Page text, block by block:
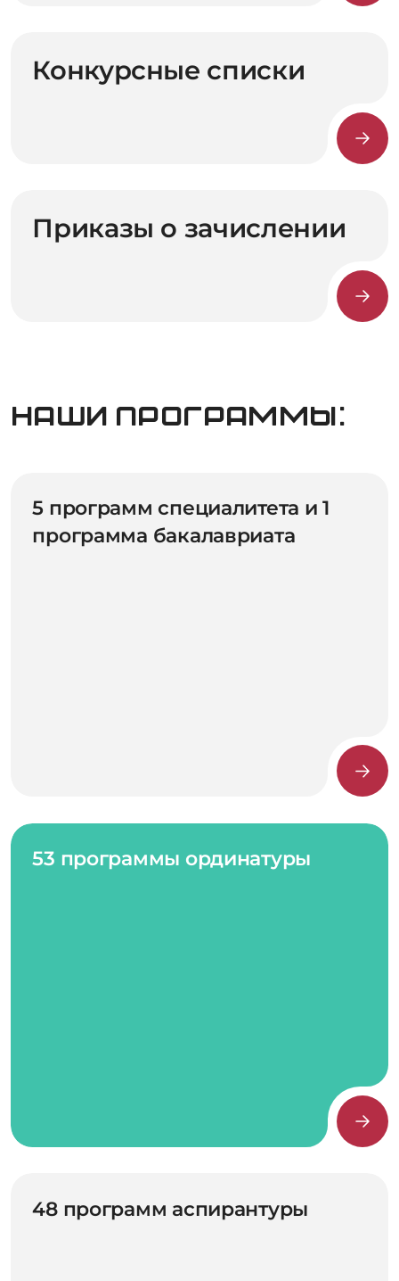
Конкурсные списки
Приказы о зачислении
Наши программы:
5 программ cпециалитета и 1
программа бакалавриата
53 программы ординатуры
48 программ аспирантуры